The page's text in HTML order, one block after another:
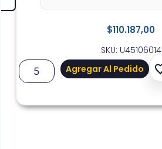
$110.187,00
SKU: U45106014
Agregar Al Pedido